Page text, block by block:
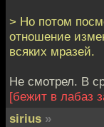
> Но потом
отношение
всяких мразей.
Не смотрел. В
[бежит в лабаз
sirius »